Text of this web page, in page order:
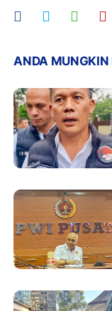
ANDA MUNGKIN